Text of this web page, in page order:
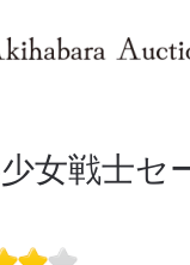
女戦士セ